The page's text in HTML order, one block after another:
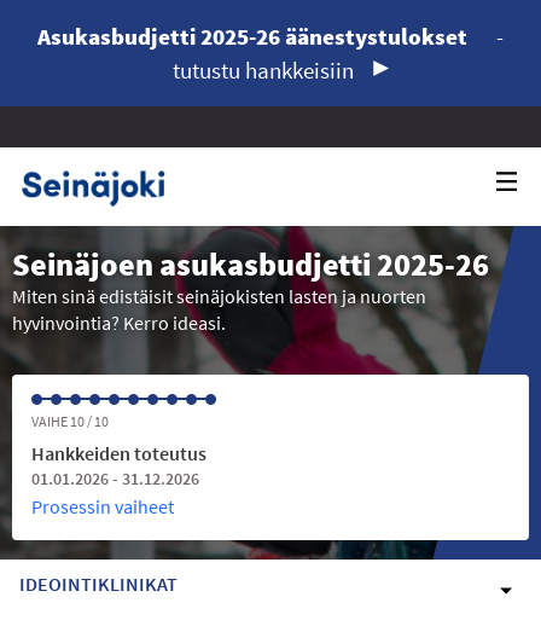
Asukasbudjetti 2025-26 äänestystulokset
-
tutustu hankkeisiin
Seinäjoen asukasbudjetti 2025-26
Miten sinä edistäisit seinäjokisten lasten ja nuorten
hyvinvointia? Kerro ideasi.
VAIHE 10 / 10
Hankkeiden toteutus
01.01.2026 - 31.12.2026
Prosessin vaiheet
IDEOINTIKLINIKAT